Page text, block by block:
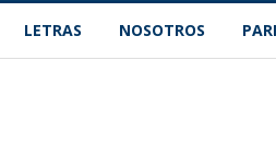
LETRAS NOSOTROS